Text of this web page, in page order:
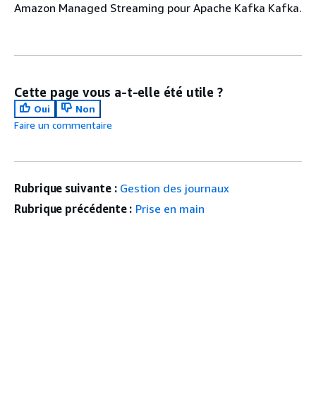
Amazon Managed Streaming pour Apache Kafka Kafka.
Cette page vous a-t-elle été utile ?
Oui
Non
Faire un commentaire
Rubrique suivante : Gestion des journaux
Rubrique précédente : Prise en main